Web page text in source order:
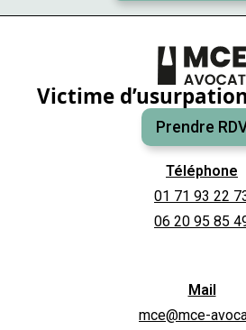
Victime
Prendre
Téléphone
01 71 93 22
06 20 95 85
Mail
mce@mce-